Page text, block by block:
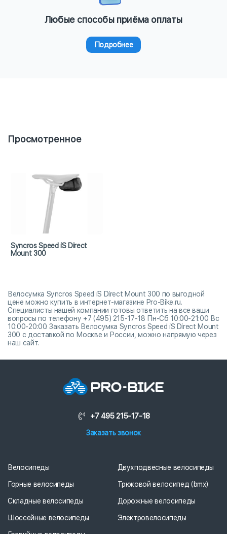
Любые способы приёма оплаты
Подробнее
Просмотренное
Syncros Speed iS Direct
Mount 300
Велосумка Syncros Speed iS Direct Mount 300 по выгодной
цене можно купить в интернет-магазине Pro-Bike.ru.
Специалисты нашей компании готовы ответить на все ваши
вопросы по телефону +7 (495) 215-17-18 Пн-Сб 10:00-21:00 Вс
10:00-20:00. Заказать Велосумка Syncros Speed iS Direct Mount
300 с доставкой по Москве и России, можно напрямую через
наш сайт.
+7 495 215-17-18
Заказать звонок
Велосипеды
Горные велосипеды
Складные велосипеды
Шоссейные велосипеды
Двухподвесные велосипеды
Трюковой велосипед (bmx)
Дорожные велосипеды
Электровелосипеды